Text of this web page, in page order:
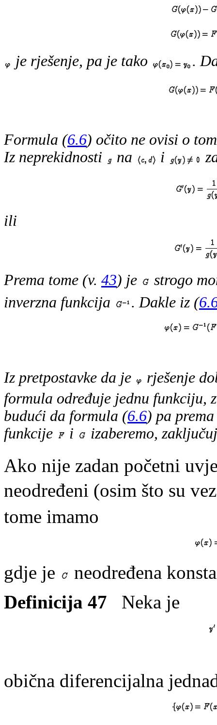
je rješenje, pa je tako .
Formula (6.6) očito ne ovisi o
Iz neprekidnosti
na i
ili
Prema tome (v. 43) je
strogo
inverzna funkcija
. Dakle iz (
Iz pretpostavke da je
rješenje
formula određuje jednu funkciju,
budući da formula (6.6) pa
funkcije
i izaberemo,
Ako nije zadan početni
neodređeni (osim što su
tome imamo
gdje je
neodređena
Definicija 47 Neka je
obična diferencijalna